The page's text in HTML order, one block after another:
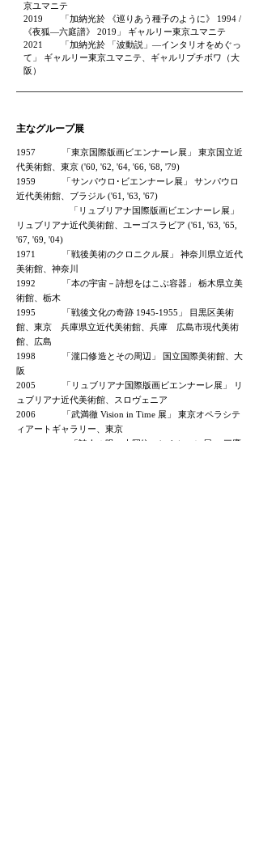
京ユマニテ
2019 「加納光於 《巡りあう種子のように》 1994 /
《夜狐―六庭譜》 2019」 ギャルリー東京ユマニテ
2021 「加納光於 「波動説」―インタリオをめぐっ
て」 ギャルリー東京ユマニテ、 ギャルリプチボワ（大
阪）
主なグループ展
1957 「東京国際版画ビエンナーレ展」 東京国立近
代美術館、東京 ('60, '62, '64, '66, '68, '79)
1959 「サンパウロ･ビエンナーレ展」 サンパウロ
近代美術館、ブラジル ('61, '63, '67)
「リュブリアナ国際版画ビエンナーレ展」
リュブリアナ近代美術館、ユーゴスラビア ('61, '63, '65,
'67, '69, '04)
1971 「戦後美術のクロニクル展」 神奈川県立近代
美術館、神奈川
1992 「本の宇宙－詩想をはこぶ容器」 栃木県立美
術館、栃木
1995 「戦後文化の奇跡 1945-1955 」 目黒区美術
館、東京 兵庫県立近代美術館、兵庫 広島市現代美術
館、広島
1998 「瀧口修造とその周辺」 国立国際美術館、大
阪
2005 「リュブリアナ国際版画ビエンナーレ展」 リ
ュブリアナ近代美術館、スロヴェニア
2006 「武満徹 Vision in Time 展」 東京オペラシテ
ィアートギャラリー、東京
「詩人の眼－大岡信コレクション展」 三鷹